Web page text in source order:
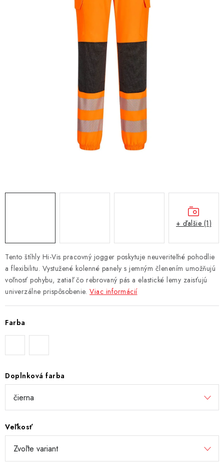
Chránená dielňa
Pre firmy
Doprava, platba a zľavy
Potlač lôg
Kto sme
Reklamačný poriadok
Formulár na vrátenie tovaru /odstúpenie od zmluvy
Obchodné podmienky
Zásady ochrany osobných údajov
Pravidlá a nastavenia cookies
Moja objednávka
Tento štíhly Hi-Vis pracovný jogger poskytuje neuveriteľné pohodlie
a flexibilitu. Vystužené kolenné panely s jemným členením umožňujú
voľnosť pohybu, zatiaľ čo rebrovaný pás a elastické lemy zaisťujú
univerzálne prispôsobenie. Viac informácií
Farba
Doplnková farba
Veľkosť
+ ďalšie (1)